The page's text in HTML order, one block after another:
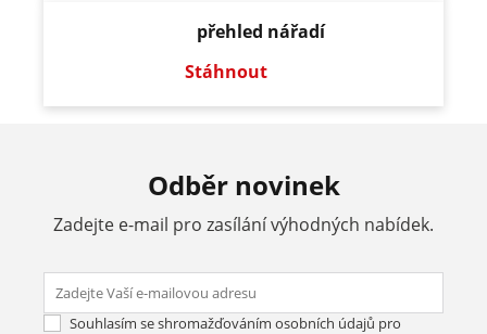
přehled nářadí
Stáhnout
Odběr novinek
Zadejte e-mail pro zasílání výhodných nabídek.
Souhlasím se shromažďováním osobních údajů pro